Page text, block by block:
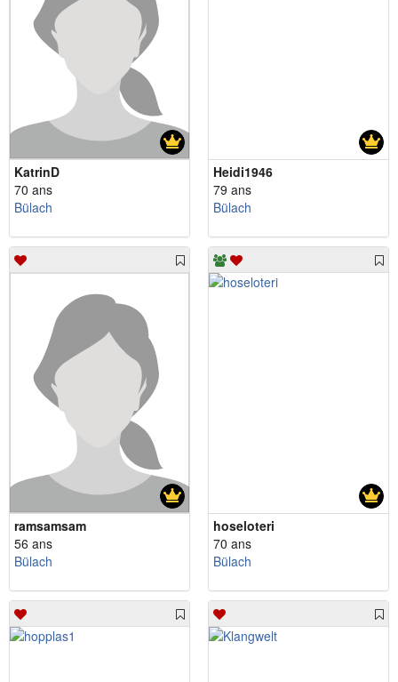
KatrinD
70 ans
Bülach
Heidi1946
79 ans
Bülach
ramsamsam
56 ans
Bülach
hoseloteri
70 ans
Bülach